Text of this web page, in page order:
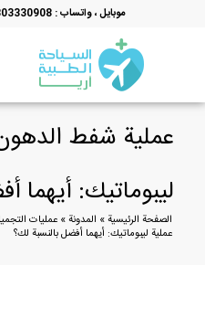
موبایل ، واتساب : 989303330908+
عملية شفط
ليبوماتيك: أيهما
الصفحة الرئيسية» المدونة» عمليات
عملية ليبوماتيك: أيهما أفضل بالنسبة لك؟